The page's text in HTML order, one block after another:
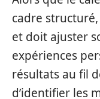
cadre
et doit ajuster
expériences
résultats au fil
d’identifier les